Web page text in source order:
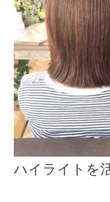
ハイライトを